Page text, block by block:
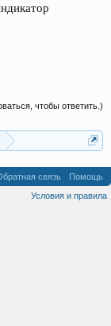
чтобы ответить.)
связь
Помощь
Условия и правила